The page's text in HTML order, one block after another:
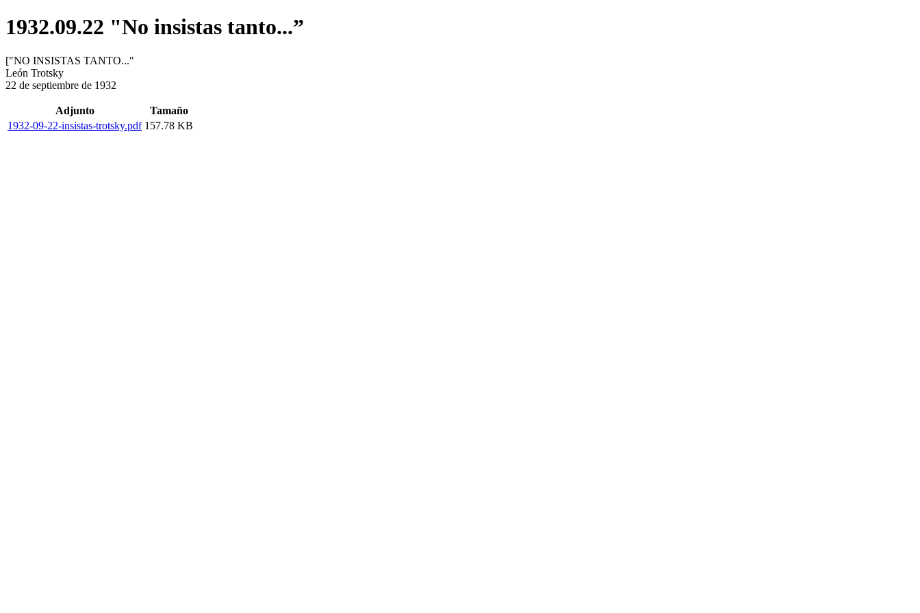
1932.09.22 "No insistas tanto...”
["NO INSISTAS TANTO..."
León Trotsky
22 de septiembre de 1932
Adjunto
Tamaño
1932-09-22-insistas-trotsky.pdf 157.78 KB